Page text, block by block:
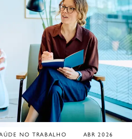
NO TRABALHO ABR 2026